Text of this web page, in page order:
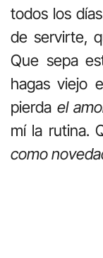
todos los
de servirte,
Que sepa
hagas viejo
pierda el
mí la rutina.
como